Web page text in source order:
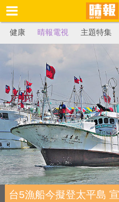
健康 晴報電視 主題特集
台5漁船今擬登太平島